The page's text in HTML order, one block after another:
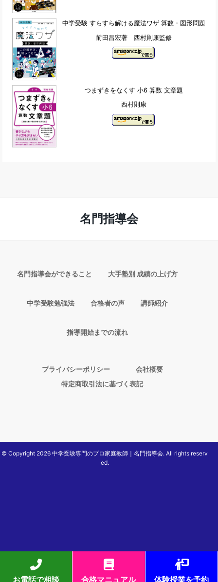
中学受験 すらすら解ける魔法ワザ 算数・図形問題
前田昌宏著 西村則康監修
つまずきをなくす 小6 算数 文章題
西村則康
名門指導会
名門指導会ができること 大手塾別 成績の上げ方
中学受験勉強法 合格者の声 講師紹介
指導開始までの流れ
プライバシーポリシー
会社概要
特定商取引法に基づく表記
© Copyright 2026 中学受験専門のプロ家庭教師｜名門指導会. All rights reserv
ed.
お電話で相談 合格マニュアル 体験授業を予約